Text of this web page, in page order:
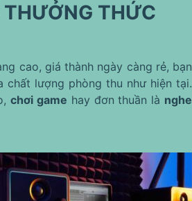
THỨC
cao, giá thành ngày càng rẻ, bạn
lượng phòng thu như hiện tại.
chơi game hay đơn thuần là nghe